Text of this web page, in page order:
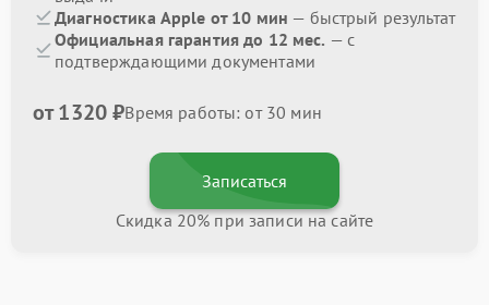
Диагностика Apple от 10 мин — быстрый результат
Официальная гарантия до 12 мес. — с
подтверждающими документами
от 1320 ₽Время работы: от 30 мин
Записаться
Скидка 20% при записи на сайте